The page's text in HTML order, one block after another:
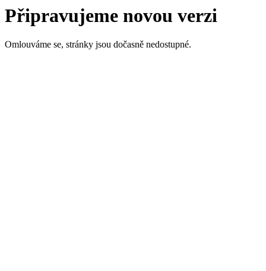
Připravujeme novou verzi
Omlouváme se, stránky jsou dočasně nedostupné.